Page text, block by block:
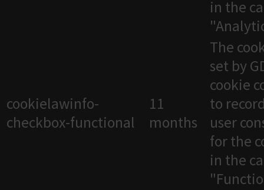
in the
cookielawinfo-
checkbox-functional
11
months
The
set by
cookie
to
user
for the
in the